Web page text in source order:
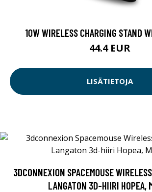
10W WIRELESS CHARGING STAND
44.4 EUR
LISÄTIETOJA
3DCONNEXION SPACEMOUSE
LANGATON 3D-HIIRI HOPEA,